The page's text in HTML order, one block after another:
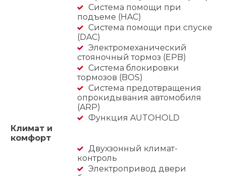
Система помощи при
подъеме (HAC)
Система помощи при спуске
(DAC)
Электромеханический
стояночный тормоз (EPB)
Система блокировки
тормозов (BOS)
Система предотвращения
опрокидывания автомобиля
(ARP)
Функция AUTOHOLD
Климат и
комфорт
Двухзонный климат-
контроль
Электропривод двери